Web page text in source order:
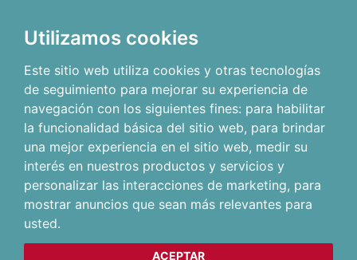
Utilizamos cookies
Este sitio web utiliza cookies y otras tecnologías
de seguimiento para mejorar su experiencia de
navegación con los siguientes fines: para habilitar
la funcionalidad básica del sitio web, para brindar
una mejor experiencia en el sitio web, medir su
interés en nuestros productos y servicios y
personalizar las interacciones de marketing, para
mostrar anuncios que sean más relevantes para
usted.
ACEPTAR